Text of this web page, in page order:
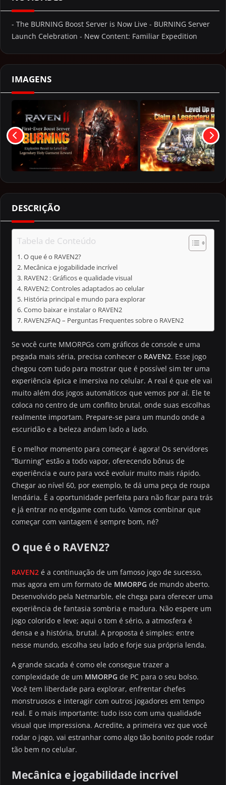
- The BURNING Boost Server is Now Live - BURNING Server
Launch Celebration - New Content: Familiar Expedition
IMAGENS
DESCRIÇÃO
Tabela de Conteúdo
O que é o RAVEN2?
Mecânica e jogabilidade incrível
RAVEN2 : Gráficos e qualidade visual
RAVEN2: Controles adaptados ao celular
História principal e mundo para explorar
Como baixar e instalar o RAVEN2
RAVEN2FAQ – Perguntas Frequentes sobre o RAVEN2
Se você curte MMORPGs com gráficos de console e uma
pegada mais séria, precisa conhecer o RAVEN2. Esse jogo
chegou com tudo para mostrar que é possível sim ter uma
experiência épica e imersiva no celular. A real é que ele vai
muito além dos jogos automáticos que vemos por aí. Ele te
coloca no centro de um conflito brutal, onde suas escolhas
realmente importam. Prepare-se para um mundo onde a
escuridão e a beleza andam lado a lado.
E o melhor momento para começar é agora! Os servidores
“Burning” estão a todo vapor, oferecendo bônus de
experiência e ouro para você evoluir muito mais rápido.
Chegar ao nível 60, por exemplo, te dá uma peça de roupa
lendária. É a oportunidade perfeita para não ficar para trás
e já entrar no endgame com tudo. Vamos combinar que
começar com vantagem é sempre bom, né?
O que é o RAVEN2?
RAVEN2 é a continuação de um famoso jogo de sucesso,
mas agora em um formato de MMORPG de mundo aberto.
Desenvolvido pela Netmarble, ele chega para oferecer uma
experiência de fantasia sombria e madura. Não espere um
jogo colorido e leve; aqui o tom é sério, a atmosfera é
densa e a história, brutal. A proposta é simples: entre
nesse mundo, escolha seu lado e forje sua própria lenda.
A grande sacada é como ele consegue trazer a
complexidade de um MMORPG de PC para o seu bolso.
Você tem liberdade para explorar, enfrentar chefes
monstruosos e interagir com outros jogadores em tempo
real. E o mais importante: tudo isso com uma qualidade
visual que impressiona. Acredite, a primeira vez que você
rodar o jogo, vai estranhar como algo tão bonito pode rodar
tão bem no celular.
Mecânica e jogabilidade incrível